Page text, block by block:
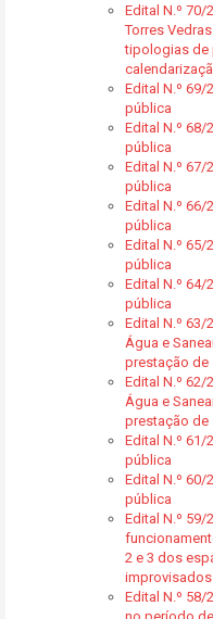
Edital N.º 70/
Torres
tipologias de
Edital N.º 69/
pública
Edital N.º 68/
pública
Edital N.º 67/
pública
Edital N.º 66/
pública
Edital N.º 65/
pública
Edital N.º 64/
pública
Edital N.º
Água e
prestação de
Edital N.º
Água e
prestação de
Edital N.º 61/
pública
Edital N.º 60/
pública
Edital N.º
2 e 3 dos
Edital N.º